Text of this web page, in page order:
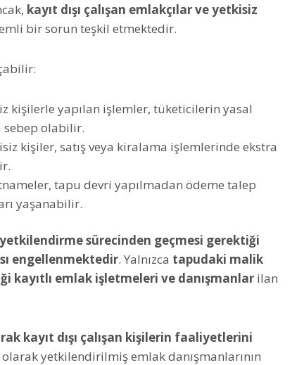
kayıt dışı çalışan emlakçılar ve yetkisiz
bir sorun teşkil etmektedir.
kişilerle yapılan işlemler, tüketicilerin yasal
sebep olabilir.
kişiler, satış veya kiralama işlemlerinde ekstra
tapu devri yapılmadan ödeme talep
yaşanabilir.
sürecinden geçmesi gerektiği
engellenmektedir. Yalnızca tapudaki malik
kayıtlı emlak işletmeleri ve danışmanlar ilan
kayıt dışı çalışan kişilerin faaliyetlerini
olarak yetkilendirilmiş emlak danışmanlarının